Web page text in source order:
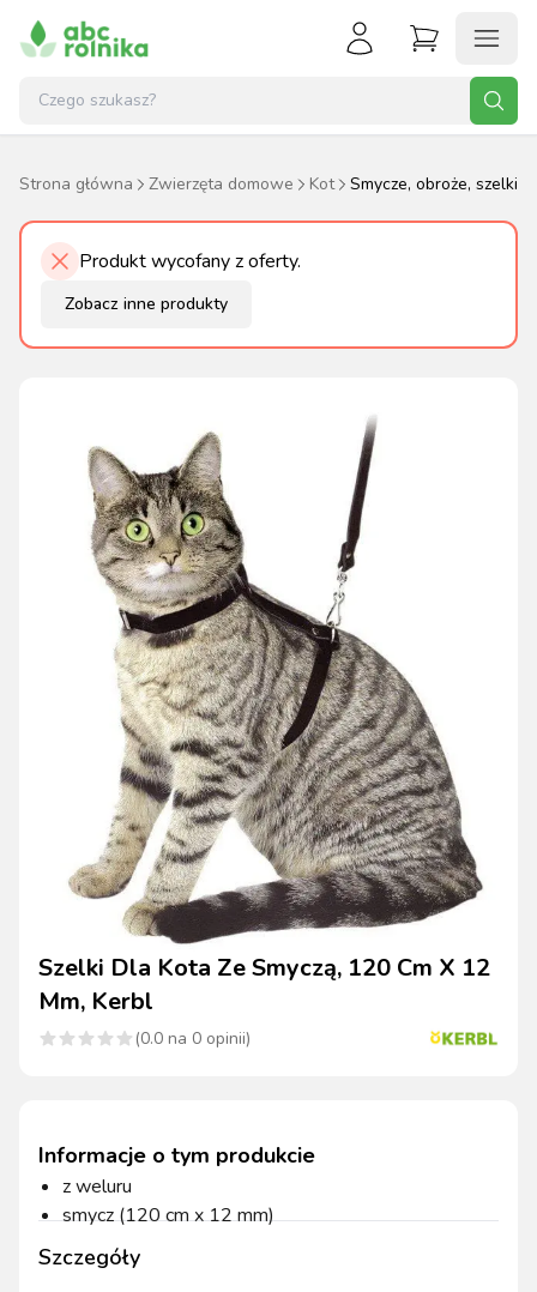
Strona główna Zwierzęta domowe Kot Smycze, obroże, szelki
Produkt wycofany z oferty.
Zobacz inne produkty
Szelki Dla Kota Ze Smyczą, 120 Cm X 12
Mm, Kerbl
(0.0 na 0 opinii)
Szczegóły
Informacje o tym produkcie
z weluru
smycz (120 cm x 12 mm)